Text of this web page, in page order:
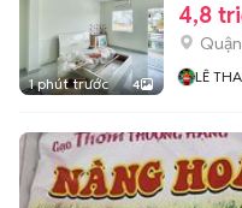
1 phút trước 4
4,8
LÊ